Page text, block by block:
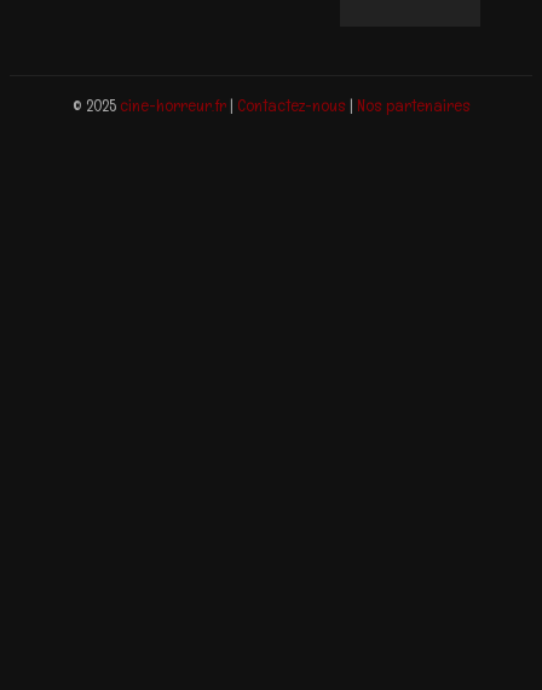
© 2025 cine-horreur.fr| Contactez-nous| Nos partenaires